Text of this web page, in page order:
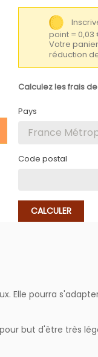
point =
Votre
réduction
Calculez les frais
Pays
Code postal
CALCULER
Elle pourra
but d'être très